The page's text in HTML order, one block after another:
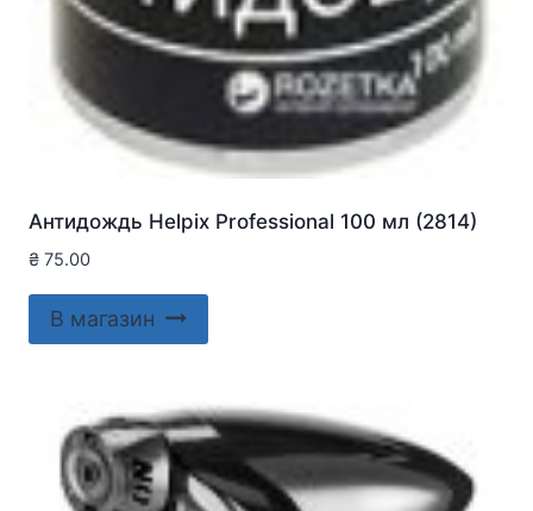
Антидождь Helpix Professional 100 мл (2814)
₴ 75.00
В магазин